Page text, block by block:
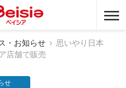
ベイシア
・お知らせ
思いやり日本
店舗で販売
せ